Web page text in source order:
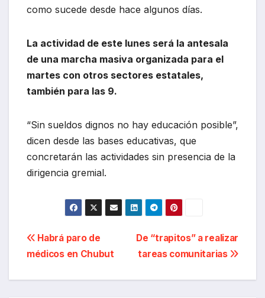
como sucede desde hace algunos días.
La actividad de este lunes será la antesala
de una marcha masiva organizada para el
martes con otros sectores estatales,
también para las 9.
“Sin sueldos dignos no hay educación posible”,
dicen desde las bases educativas, que
concretarán las actividades sin presencia de la
dirigencia gremial.
Navegación
de
De “trapitos” a realizar
tareas comunitarias
Habrá paro de
médicos en Chubut